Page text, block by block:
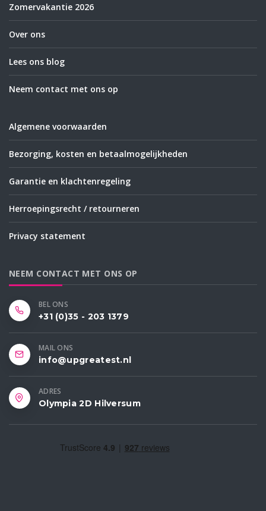
Zomervakantie 2026
Over ons
Lees ons blog
Neem contact met ons op
Algemene voorwaarden
Bezorging, kosten en betaalmogelijkheden
Garantie en klachtenregeling
Herroepingsrecht / retourneren
Privacy statement
NEEM CONTACT MET ONS OP
BEL ONS
+31 (0)35 - 203 1379
MAIL ONS
info@upgreatest.nl
ADRES
Olympia 2D Hilversum